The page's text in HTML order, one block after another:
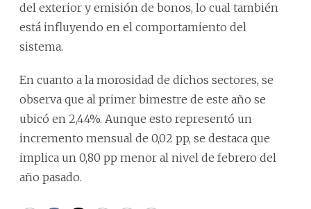
del exterior y emisión de bonos, lo cual también
está influyendo en el comportamiento del
sistema.
En cuanto a la morosidad de dichos sectores, se
observa que al primer bimestre de este año se
ubicó en 2,44%. Aunque esto representó un
incremento mensual de 0,02 pp, se destaca que
implica un 0,80 pp menor al nivel de febrero del
año pasado.